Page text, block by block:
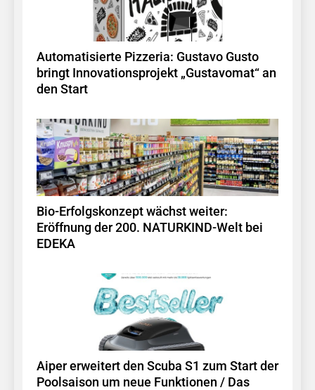
Automatisierte Pizzeria: Gustavo Gusto
bringt Innovationsprojekt „Gustavomat“ an
den Start
Bio-Erfolgskonzept wächst weiter:
Eröffnung der 200. NATURKIND-Welt bei
EDEKA
Aiper erweitert den Scuba S1 zum Start der
Poolsaison um neue Funktionen / Das